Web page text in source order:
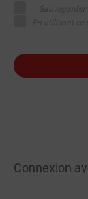
Connexion